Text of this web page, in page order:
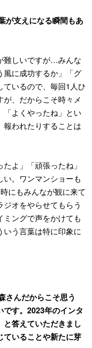
が支えになる瞬間もあ
難しいですが…みんな
風に成功するか」「グ
ているので、毎回1人ひ
、だからこそ時々メ
「よくやったね」とい
報われたりすることは
よ」「頑張ったね」
。ワンマンショーも
にもみんなが観に来て
オをやらせてもらう
ングで声をかけても
いう言葉は特に印象に
さんだからこそ思う
です。2023年のインタ
と答えていただきまし
ていることや新たに芽